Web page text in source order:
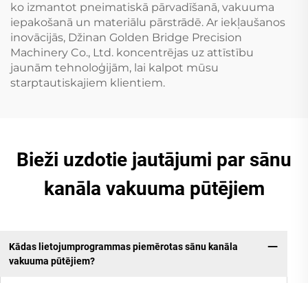
ko izmantot pneimatiskā pārvadīšanā, vakuuma
iepakošanā un materiālu pārstrādē. Ar iekļaušanos
inovācijās, Džinan Golden Bridge Precision
Machinery Co., Ltd. koncentrējas uz attīstību
jaunām tehnoloģijām, lai kalpot mūsu
starptautiskajiem klientiem.
Bieži uzdotie jautājumi par sānu
kanāla vakuuma pūtējiem
Kādas lietojumprogrammas piemērotas sānu kanāla
vakuuma pūtējiem?